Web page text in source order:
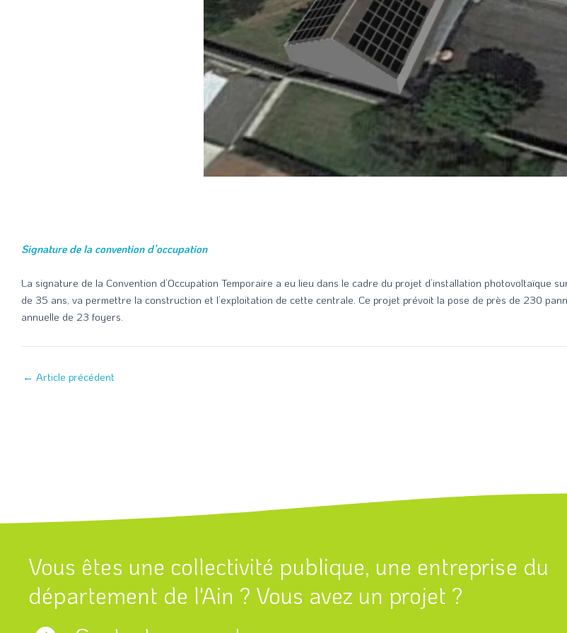
Signature de la convention d’occupation
La signature de la Convention d’Occupation Temporaire a eu lieu dans le cadre du projet d’installation photovoltaïque
de 35 ans, va permettre la construction et l’exploitation de cette centrale. Ce projet prévoit la pose de près de 230
annuelle de 23 foyers.
← Article précédent
Vous êtes une collectivité publique, une entreprise du
département de l'Ain ? Vous avez un projet ?